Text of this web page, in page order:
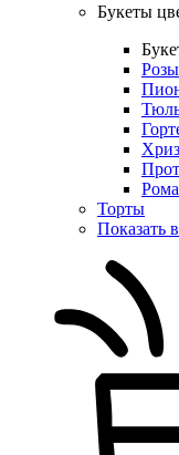
Букеты
Розы
Торты
Показать